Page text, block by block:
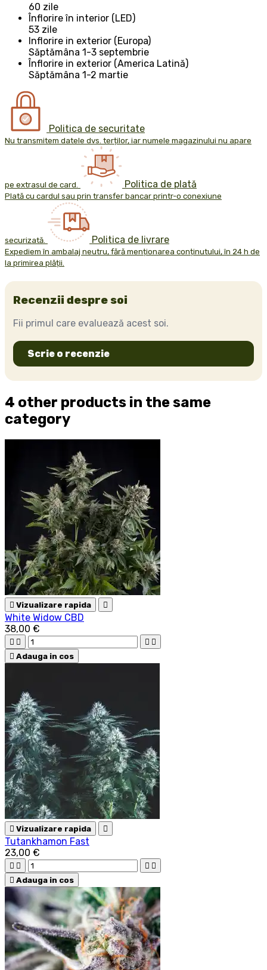
60 zile
Înflorire în interior (LED)
53 zile
Inflorire in exterior (Europa)
Săptămâna 1-3 septembrie
Înflorire in exterior (America Latină)
Săptămâna 1-2 martie
Politica de securitate
Nu transmitem datele dvs. terților, iar numele magazinului nu apare
pe extrasul de card. Politica de plată
Plată cu cardul sau prin transfer bancar printr-o conexiune
securizată. Politica de livrare
Expediem în ambalaj neutru, fără menționarea conținutului, în 24 h de
la primirea plății.
Recenzii despre soi
Fii primul care evaluează acest soi.
Scrie o recenzie
4 other products in the same
category
 Vizualizare rapida 
White Widow CBD
38,00 €
   
 Adauga in cos
 Vizualizare rapida 
Tutankhamon Fast
23,00 €
   
 Adauga in cos